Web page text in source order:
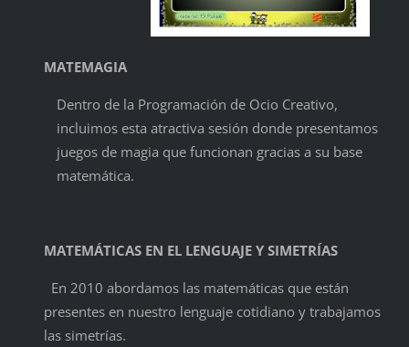
MATEMAGIA
Dentro de la Programación de Ocio Creativo,
incluimos esta atractiva sesión donde presentamos
juegos de magia que funcionan gracias a su base
matemática.
MATEMÁTICAS EN EL LENGUAJE Y SIMETRÍAS
En 2010 abordamos las matemáticas que están
presentes en nuestro lenguaje cotidiano y trabajamos
las simetrías.